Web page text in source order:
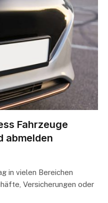
Fahrzeuge
abmelden
in vielen Bereichen
Versicherungen oder